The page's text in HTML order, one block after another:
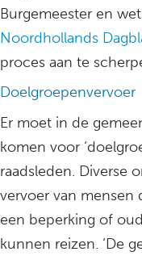
Burgemeester en
Noordhollands
proces aan te
Doelgroepenvervoer
Er moet in de
komen voor
raadsleden. Diverse
vervoer van mensen
een beperking of
kunnen reizen. ‘De